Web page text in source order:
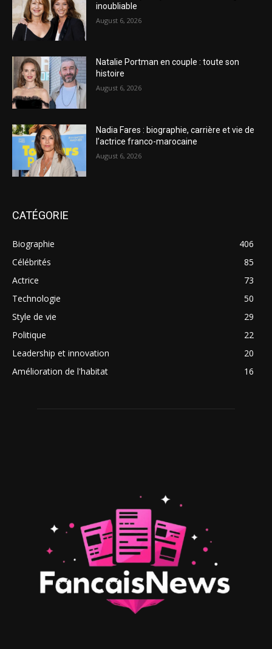
inoubliable
August 6, 2026
Natalie Portman en couple : toute son
histoire
August 6, 2026
Nadia Fares : biographie, carrière et vie de
l’actrice franco-marocaine
August 6, 2026
CATÉGORIE
Biographie
406
Célébrités
85
Actrice
73
Technologie
50
Style de vie
29
Politique
22
Leadership et innovation
20
Amélioration de l'habitat
16